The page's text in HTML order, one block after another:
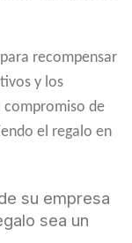
recompensar
y los
compromiso de
el regalo en
su empresa
sea un